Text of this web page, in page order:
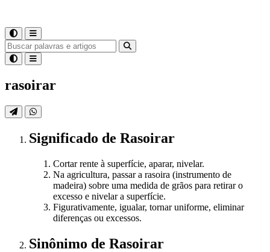
rasoirar
Significado de Rasoirar
Cortar rente à superfície, aparar, nivelar.
Na agricultura, passar a rasoira (instrumento de
madeira) sobre uma medida de grãos para retirar o
excesso e nivelar a superfície.
Figurativamente, igualar, tornar uniforme, eliminar
diferenças ou excessos.
Sinônimo de Rasoirar